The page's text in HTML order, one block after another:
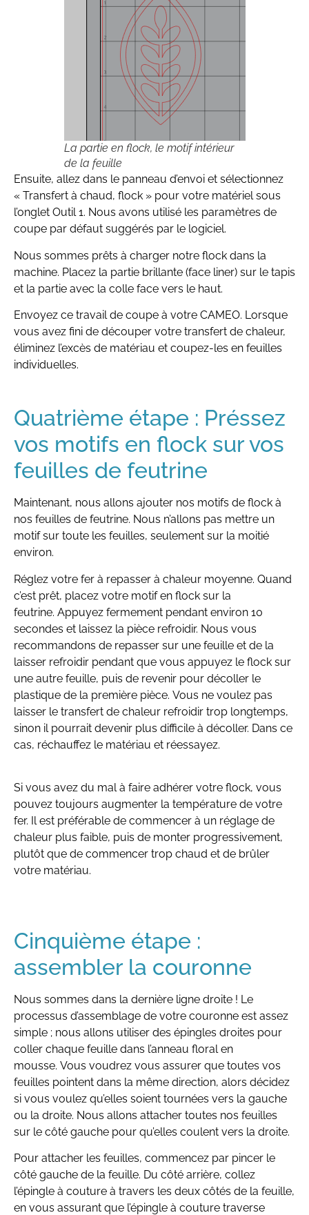
La partie en flock, le motif intérieur
de la feuille
Ensuite, allez dans le panneau d’envoi et sélectionnez
« Transfert à chaud, flock » pour votre matériel sous
l’onglet Outil 1. Nous avons utilisé les paramètres de
coupe par défaut suggérés par le logiciel.
Nous sommes prêts à charger notre flock dans la
machine. Placez la partie brillante (face liner) sur le tapis
et la partie avec la colle face vers le haut.
Envoyez ce travail de coupe à votre CAMEO. Lorsque
vous avez fini de découper votre transfert de chaleur,
éliminez l’excès de matériau et coupez-les en feuilles
individuelles.
Quatrième étape : Préssez
vos motifs en flock sur vos
feuilles de feutrine
Maintenant, nous allons ajouter nos motifs de flock à
nos feuilles de feutrine. Nous n’allons pas mettre un
motif sur toute les feuilles, seulement sur la moitié
environ.
Réglez votre fer à repasser à chaleur moyenne. Quand
c’est prêt, placez votre motif en flock sur la
feutrine. Appuyez fermement pendant environ 10
secondes et laissez la pièce refroidir. Nous vous
recommandons de repasser sur une feuille et de la
laisser refroidir pendant que vous appuyez le flock sur
une autre feuille, puis de revenir pour décoller le
plastique de la première pièce. Vous ne voulez pas
laisser le transfert de chaleur refroidir trop longtemps,
sinon il pourrait devenir plus difficile à décoller. Dans ce
cas, réchauffez le matériau et réessayez.
Si vous avez du mal à faire adhérer votre flock, vous
pouvez toujours augmenter la température de votre
fer. Il est préférable de commencer à un réglage de
chaleur plus faible, puis de monter progressivement,
plutôt que de commencer trop chaud et de brûler
votre matériau.
Cinquième étape :
assembler la couronne
Nous sommes dans la dernière ligne droite ! Le
processus d’assemblage de votre couronne est assez
simple ; nous allons utiliser des épingles droites pour
coller chaque feuille dans l’anneau floral en
mousse. Vous voudrez vous assurer que toutes vos
feuilles pointent dans la même direction, alors décidez
si vous voulez qu’elles soient tournées vers la gauche
ou la droite. Nous allons attacher toutes nos feuilles
sur le côté gauche pour qu’elles coulent vers la droite.
Pour attacher les feuilles, commencez par pincer le
côté gauche de la feuille. Du côté arrière, collez
l’épingle à couture à travers les deux côtés de la feuille,
en vous assurant que l’épingle à couture traverse